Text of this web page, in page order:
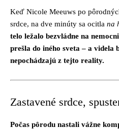
Keď Nicole Meeuws po
srdce, na dve minúty sa ocitla na
telo ležalo bezvládne na
prešla do iného sveta – a
nepochádzajú z tejto reality.
Zastavené srdce,
Počas pôrodu nastali vážne